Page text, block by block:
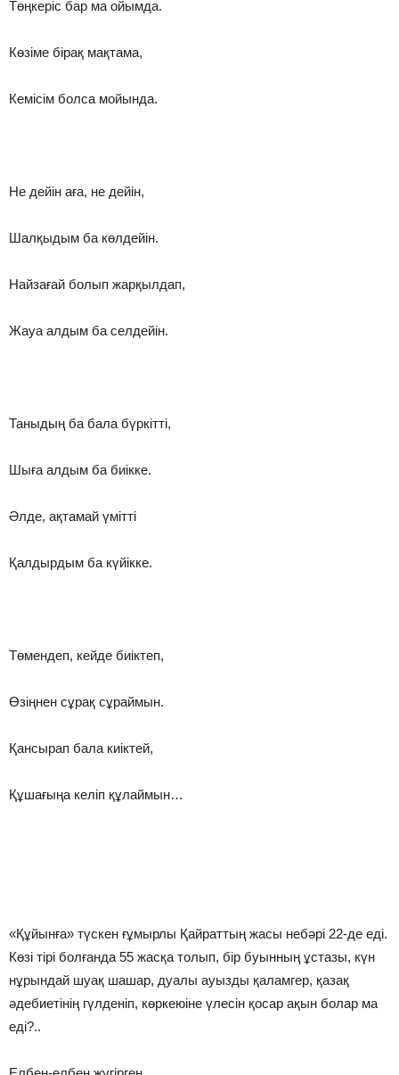
Төңкеріс бар ма ойымда.
Көзіме бірақ мақтама,
Кемісім болса мойында.
Не дейін аға, не дейін,
Шалқыдым ба көлдейін.
Найзағай болып жарқылдап,
Жауа алдым ба селдейін.
Таныдың ба бала бүркітті,
Шыға алдым ба биікке.
Әлде, ақтамай үмітті
Қалдырдым ба күйікке.
Төмендеп, кейде биіктеп,
Өзіңнен сұрақ сұраймын.
Қансырап бала киіктей,
Құшағыңа келіп құлаймын…
«Құйынға» түскен ғұмырлы Қайраттың жасы небәрі 22-де еді.
Көзі тірі болғанда 55 жасқа толып, бір буынның ұстазы, күн
нұрындай шуақ шашар, дуалы ауызды қаламгер, қазақ
әдебиетінің гүлденіп, көркеюіне үлесін қосар ақын болар ма
еді?..